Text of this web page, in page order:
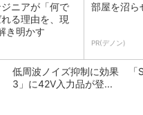
ニアが「何で
る理由を、現
き明かす
部屋を沼ら
PR(デノン)
低周波ノイズ抑制に効果 「
3」に42V入力品が登...